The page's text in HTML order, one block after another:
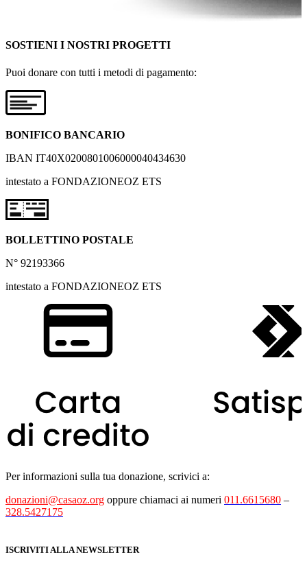
SOSTIENI I NOSTRI PROGETTI
Puoi donare con tutti i metodi di pagamento:
BONIFICO BANCARIO
IBAN IT40X0200801006000040434630
intestato a FONDAZIONEOZ ETS
BOLLETTINO POSTALE
N° 92193366
intestato a FONDAZIONEOZ ETS
Per informazioni sulla tua donazione, scrivici a:
donazioni@casaoz.org oppure chiamaci ai numeri 011.6615680 –
328.5427175
ISCRIVITI ALLA NEWSLETTER